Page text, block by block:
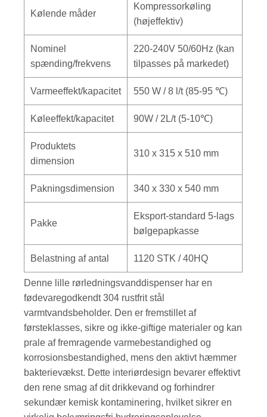
Kølende måder
Kompressorkøling
(højeffektiv)
Nominel
spænding/frekvens
220-240V 50/60Hz (kan
tilpasses på markedet)
Varmeeffekt/kapacitet 550 W / 8 l/t (85-95 ℃)
Køleeffekt/kapacitet 90W / 2L/t (5-10℃)
Produktets
dimension
310 x 315 x 510 mm
Pakningsdimension 340 x 330 x 540 mm
Pakke
Eksport-standard 5-lags
bølgepapkasse
Belastning af antal 1120 STK / 40HQ
Denne lille rørledningsvanddispenser har en
fødevaregodkendt 304 rustfrit stål
varmtvandsbeholder. Den er fremstillet af
førsteklasses, sikre og ikke-giftige materialer og kan
prale af fremragende varmebestandighed og
korrosionsbestandighed, mens den aktivt hæmmer
bakterievækst. Dette interiørdesign bevarer effektivt
den rene smag af dit drikkevand og forhindrer
sekundær kemisk kontaminering, hvilket sikrer en